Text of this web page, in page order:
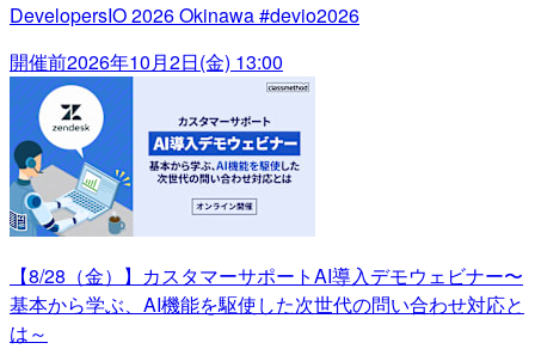
DevelopersIO 2026 Okinawa #devio2026
開催前2026年10月2日(金) 13:00
【8/28（金）】カスタマーサポートAI導入デモウェビナー〜
基本から学ぶ、AI機能を駆使した次世代の問い合わせ対応と
は～